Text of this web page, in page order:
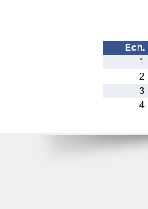
Ech.
1
2
3
4